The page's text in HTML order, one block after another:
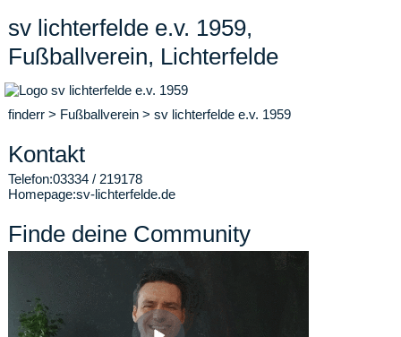
sv lichterfelde e.v. 1959,
Fußballverein, Lichterfelde
finderr > Fußballverein > sv lichterfelde e.v. 1959
Kontakt
Telefon:03334 / 219178
Homepage:sv-lichterfelde.de
Finde deine Community